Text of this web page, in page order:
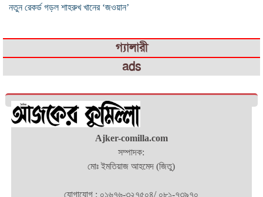
নতুন রেকর্ড গড়ল শাহরুখ খানের ‘জওয়ান’
গ্যালারী
ads
Ajker-comilla.com
সম্পাদক:
মোঃ ইমতিয়াজ আহমেদ (জিতু)
যোগাযোগ : ০১৬৭৬-৩২৭৫০৪/ ০৮১-৭৩৯৭০